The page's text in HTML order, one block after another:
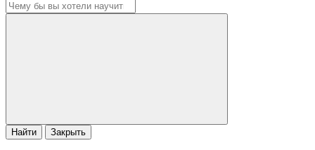
Найти Закрыть